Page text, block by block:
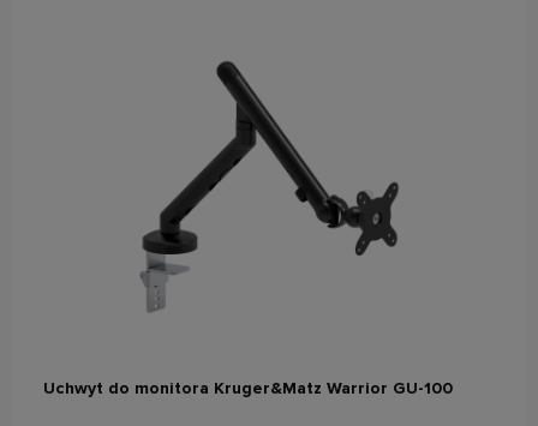
Uchwyt do monitora Kruger&Matz Warrior GU-100